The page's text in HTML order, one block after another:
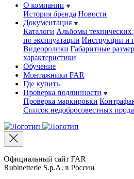
О компании
История бренда Новости
Документация
Каталоги Альбомы
по эксплуатации Инструкции и
Видеоролики Габаритные
характеристики
Обучение
Монтажники FAR
Где купить
Проверка подлинности
Проверка маркировки
Cписок недобросовестных
Официальный сайт FAR
Rubinetterie S.p.A. в России